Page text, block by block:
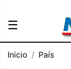
☰
Inicio País